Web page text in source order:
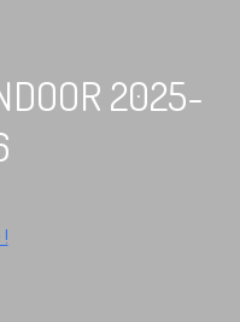
2025-